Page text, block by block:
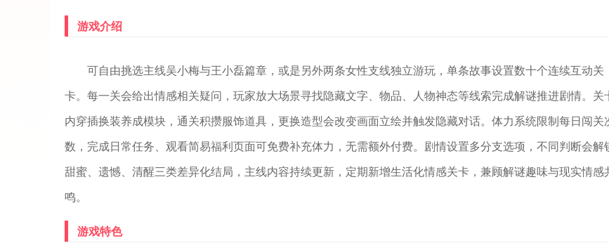
游戏介绍
可自由挑选主线吴小梅与王小磊篇章，或是另外两条女性支线独立游玩，单条故事设置数十个连续互动关
卡。每一关会给出情感相关疑问，玩家放大场景寻找隐藏文字、物品、人物神态等线索完成解谜推进剧情。关
内穿插换装养成模块，通关积攒服饰道具，更换造型会改变画面立绘并触发隐藏对话。体力系统限制每日闯关
数，完成日常任务、观看简易福利页面可免费补充体力，无需额外付费。剧情设置多分支选项，不同判断会解
甜蜜、遗憾、清醒三类差异化结局，主线内容持续更新，定期新增生活化情感关卡，兼顾解谜趣味与现实情感
鸣。
游戏特色